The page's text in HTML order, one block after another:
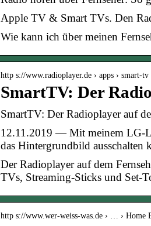
Apple TV & Smart TVs. Den
Wie kann ich über meinen
http s://www.radioplayer.de › apps › smart-tv
SmartTV: Der
SmartTV: Der Radioplayer auf
12.11.2019 — Mit meinem LG-
das Hintergrundbild ausschalten
Der Radioplayer auf dem
TVs, Streaming-Sticks und Set-
http s://www.wer-weiss-was.de › … › Home